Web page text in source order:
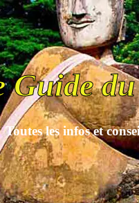
Guide
Toutes les infos et